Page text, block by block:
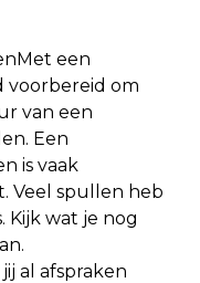
een
voorbereid om
van een
Een
is vaak
Veel spullen heb
Kijk wat je nog
al afspraken